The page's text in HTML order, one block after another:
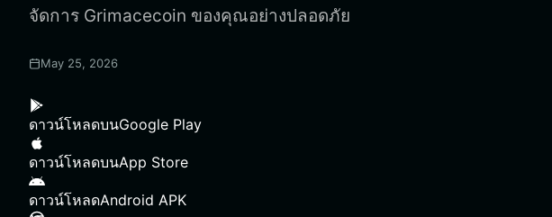
จัดการ Grimacecoin ของคุณอย่างปลอดภัย
May 25, 2026
ดาวน์โหลดบนGoogle Play
ดาวน์โหลดบนApp Store
ดาวน์โหลดAndroid APK